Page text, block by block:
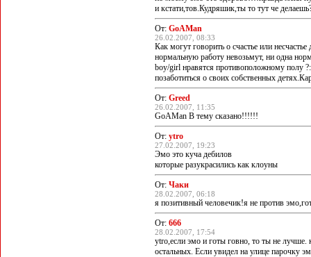
и кстати,тов.Кудряшик,ты то тут че
От: GoAMan
26.02.2007, 08:33
Как могут говорить о счастье или
нормальную работу невозьмут, ни одна
boy/girl нравятся противоположному полу
позаботиться о своих собственных
От: Greed
26.02.2007, 11:35
GoAMan В тему сказано!!!!!!
От: ytro
27.02.2007, 19:23
Эмо это куча дебилов
которые разукрасились как клоуны
От: Чаки
28.02.2007, 06:18
я позитивный человечик!я не против
От: 666
28.02.2007, 17:54
ytro,если эмо и готы говно, то ты не лучше.
остальных. Если увидел на улице парочку